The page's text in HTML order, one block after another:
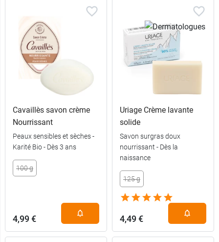
3 x 200 g
Cavaillès savon crème
Nourrissant
Peaux sensibles et sèches -
Karité Bio - Dès 3 ans
100 g
4,99 €
Uriage Crème lavante
solide
Savon surgras doux
nourrissant - Dès la
naissance
125 g
4,49 €